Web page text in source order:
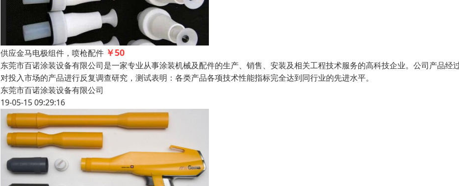
供应金马电极组件，喷枪配件 ￥50
东莞市百诺涂装设备有限公司是一家专业从事涂装机械及配件的生产、销售、安装及相关工程技术服务的高科技企业。公司产品经
对投入市场的产品进行反复调查研究，测试表明：各类产品各项技术性能指标完全达到同行业的先进水平。
东莞市百诺涂装设备有限公司
19-05-15 09:29:16